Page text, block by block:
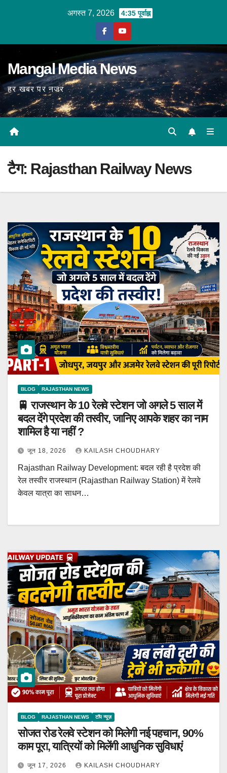
अगस्त 7, 2026 4:35 पूर्वाह्न
Mangal Media News
हर खबर पर नजर
टैग: Rajasthan Railway News
BLOG RAJASTHAN NEWS
🚆 राजस्थान के 10 रेलवे स्टेशन जो अगले 5 साल में
बदल देंगे प्रदेश की तस्वीर, जानिए आपके शहर का नाम
शामिल है या नहीं ?
जून 18, 2026 KAILASH CHOUDHARY
Rajasthan Railway Development: बदल रही है प्रदेश की
रेल तस्वीर राजस्थान (Rajasthan Railway Station) में रेलवे
केवल यात्रा का साधन…
BLOG RAJASTHAN NEWS टॉप न्यूज़
सोजत रोड रेलवे स्टेशन को मिलेगी नई पहचान, 90%
काम पूरा, यात्रियों को मिलेंगी आधुनिक सुविधाएं
जून 17, 2026 KAILASH CHOUDHARY